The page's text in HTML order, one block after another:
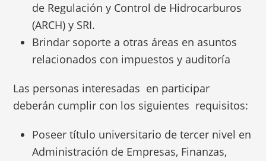
de Regulación y Control de Hidrocarburos
(ARCH) y SRI.
Brindar soporte a otras áreas en asuntos
relacionados con impuestos y auditoría
Las personas interesadas en participar
deberán cumplir con los siguientes requisitos:
Poseer título universitario de tercer nivel en
Administración de Empresas, Finanzas,